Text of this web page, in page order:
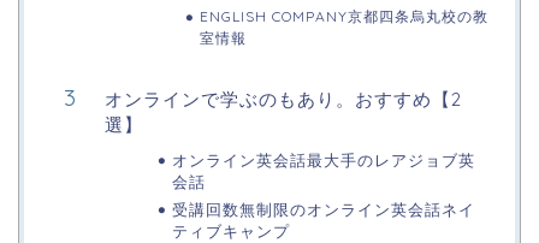
ENGLISH COMPANY京都四条烏丸校の教
室情報
オンラインで学ぶのもあり。おすすめ【2
選】
オンライン英会話最大手のレアジョブ英
会話
受講回数無制限のオンライン英会話ネイ
ティブキャンプ